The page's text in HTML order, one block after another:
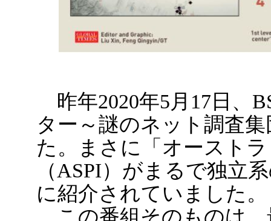
昨年2020年5月17日、
ター～謎のネット調査
た。まさに「オースト
（ASPI）がまるで独立
に紹介されていました。
この番組そのものは、